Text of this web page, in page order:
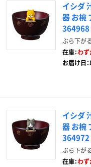
イシダ
器 お椀
364968
ぶら下が
在庫：わず
お届け日：
イシダ
器 お椀
364972
ぶら下が
在庫：わず